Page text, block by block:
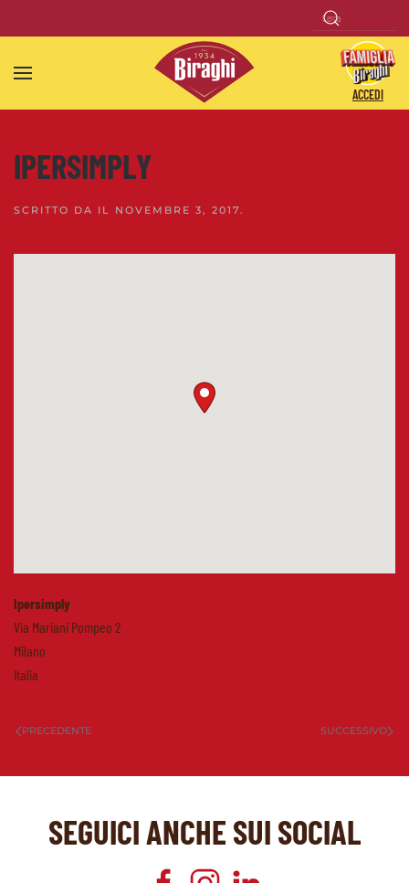
Skip to main content
ACCEDI
IPERSIMPLY
SCRITTO DA IL NOVEMBRE 3, 2017.
Ipersimply
Via Mariani Pompeo 2
Milano
Italia
PRECEDENTE SUCCESSIVO
SEGUICI ANCHE SUI SOCIAL